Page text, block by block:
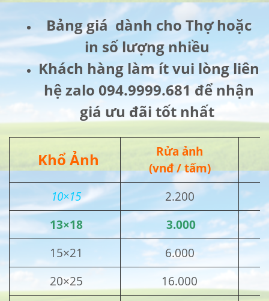
Bảng giá dành cho Thợ hoặc
in số lượng nhiều
Khách hàng làm ít vui lòng liên
hệ zalo 094.9999.681 để nhận
giá ưu đãi tốt nhất
Khổ Ảnh
Rửa ảnh
(vnđ / tấm)
10×15
2.200
13×18
3.000
15×21
6.000
20×25
16.000